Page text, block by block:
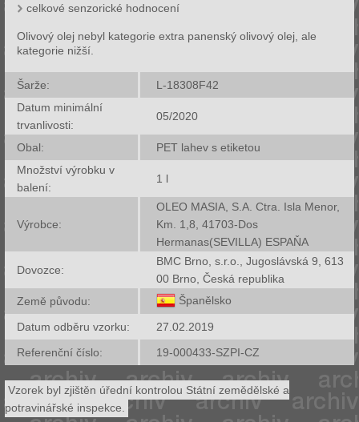
celkové senzorické hodnocení
Olivový olej nebyl kategorie extra panenský olivový olej, ale
kategorie nižší.
Šarže:
L-18308F42
Datum minimální
trvanlivosti:
05/2020
Obal:
PET lahev s etiketou
Množství výrobku v
balení:
1 l
Výrobce:
OLEO MASIA, S.A. Ctra. Isla Menor,
Km. 1,8, 41703-Dos
Hermanas(SEVILLA) ESPAŇA
Dovozce:
BMC Brno, s.r.o., Jugoslávská 9, 613
00 Brno, Česká republika
Země původu:
Španělsko
Datum odběru vzorku:
27.02.2019
Referenční číslo:
19-000433-SZPI-CZ
Vzorek byl zjištěn úřední kontrolou Státní zemědělské a
potravinářské inspekce.